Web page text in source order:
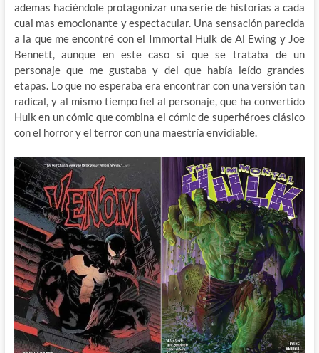
ademas haciéndole protagonizar una serie de historias a cada
cual mas emocionante y espectacular. Una sensación parecida
a la que me encontré con el Immortal Hulk de Al Ewing y Joe
Bennett, aunque en este caso si que se trataba de un
personaje que me gustaba y del que había leído grandes
etapas. Lo que no esperaba era encontrar con una versión tan
radical, y al mismo tiempo fiel al personaje, que ha convertido
Hulk en un cómic que combina el cómic de superhéroes clásico
con el horror y el terror con una maestría envidiable.